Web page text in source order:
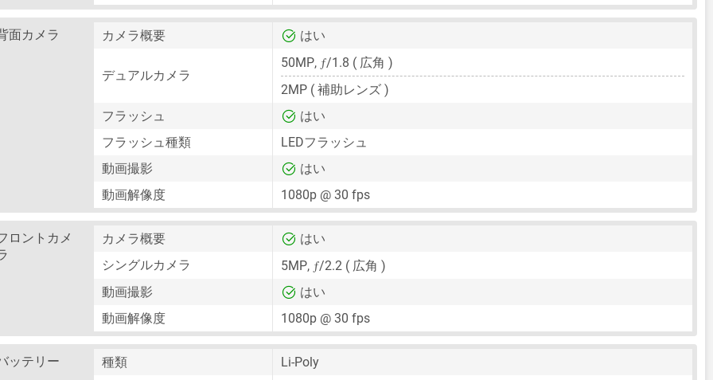
面カメラ カメラ概要 はい
デュアルカメラ
50MP, ƒ/1.8 ( 広角 )
2MP ( 補助レンズ )
フラッシュ
はい
フラッシュ種類
LEDフラッシュ
動画撮影
はい
動画解像度
1080p @ 30 fps
ロントカメ
カメラ概要
はい
シングルカメラ
5MP, ƒ/2.2 ( 広角 )
動画撮影
はい
動画解像度
1080p @ 30 fps
ッテリー 種類
Li-Poly